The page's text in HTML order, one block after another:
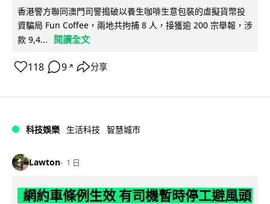
香港警方聯同澳門司警搗破以養生咖啡生意包裝的虛擬貨幣投
資騙局 Fun Coffee，兩地共拘捕 8 人，接獲逾 200 宗舉報，涉
款 9,4...
閱讀全文
118 9 ↗ 分享
科技娛樂 生活科技 智慧城市
Lawton 1 日
網約車條例生效 有司機暫時停工避風頭